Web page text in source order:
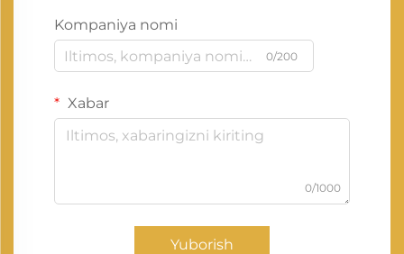
Kompaniya nomi
0/200
Xabar
0/1000
Yuborish